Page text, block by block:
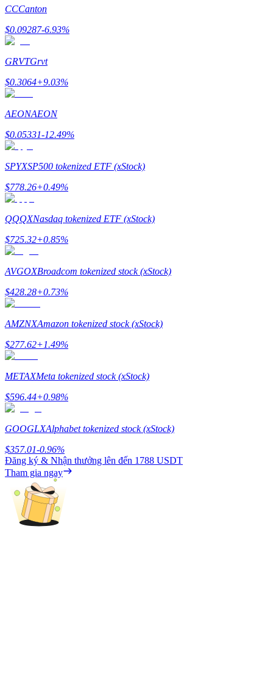
Đối tác Bitrue
Lên đến 65% hoa hồng!
Giới thiệu
Mời một người bạn để nhận phần thưởng tiền mặt
BTC Welcome Rewards
BTC Welcome Rewards
Deposit & Trade BTC to Share 25000 USDT prize pool!
Deposit CASHCAT & Win
Share 500000 CASHCAT prize pool
Exclusive for BitMart Users
CCCanton
$0.09287-6.93%
GRVTGrvt
$0.3064+9.03%
AEONAEON
$0.05331-12.49%
SPYXSP500 tokenized ETF (xStock)
$778.26+0.49%
QQQXNasdaq tokenized ETF (xStock)
$725.32+0.85%
AVGOXBroadcom tokenized stock (xStock)
$428.28+0.73%
AMZNXAmazon tokenized stock (xStock)
$277.62+1.49%
METAXMeta tokenized stock (xStock)
$596.44+0.98%
GOOGLXAlphabet tokenized stock (xStock)
$357.01-0.96%
Đăng ký & Nhận thưởng lên đến 1788 USDT
Tham gia ngay